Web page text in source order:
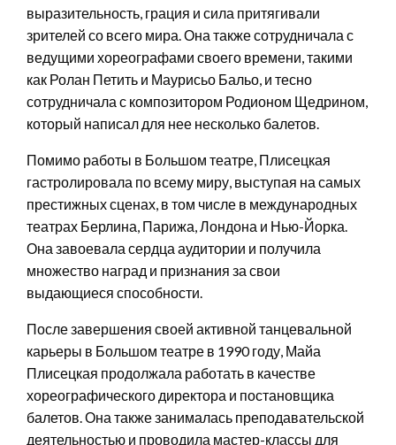
выразительность, грация и сила притягивали
зрителей со всего мира. Она также сотрудничала с
ведущими хореографами своего времени, такими
как Ролан Петить и Маурисьо Бальо, и тесно
сотрудничала с композитором Родионом Щедрином,
который написал для нее несколько балетов.
Помимо работы в Большом театре, Плисецкая
гастролировала по всему миру, выступая на самых
престижных сценах, в том числе в международных
театрах Берлина, Парижа, Лондона и Нью-Йорка.
Она завоевала сердца аудитории и получила
множество наград и признания за свои
выдающиеся способности.
После завершения своей активной танцевальной
карьеры в Большом театре в 1990 году, Майа
Плисецкая продолжала работать в качестве
хореографического директора и постановщика
балетов. Она также занималась преподавательской
деятельностью и проводила мастер-классы для